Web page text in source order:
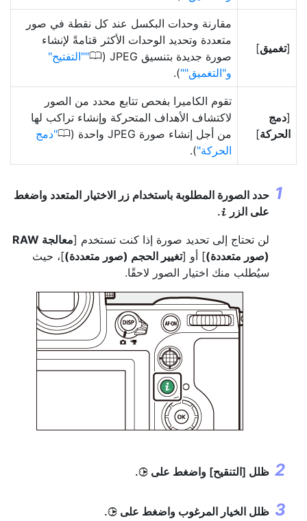
[تغميق]
مقارنة وحدات البكسل عند كل نقطة في صور
متعددة وتحديد الوحدات الأكثر قتامةً لإنشاء
صورة جديدة بتنسيق JPEG‏ (
0 "التفتيح"
و"التغميق" ).
[دمج
الحركة]
تقوم الكاميرا بفحص تتابع محدد من الصور
لاكتشاف الأهداف المتحركة وإنشاء تراكب لها
من أجل إنشاء صورة JPEG واحدة (
0 دمج
الحركة ).
حدد الصورة المطلوبة باستخدام زر الاختيار المتعدد واضغط
على الزر i
.
لن تحتاج إلى تحديد صورة إذا كنت تستخدم [
معالجة RAW
(صور متعددة)] أو [تغيير الحجم (صور متعددة)]، حيث
سيُطلب منك اختيار الصور لاحقًا.
ظلل [التنقيح] واضغط على 2
.
ظلل الخيار المرغوب واضغط على 2
.